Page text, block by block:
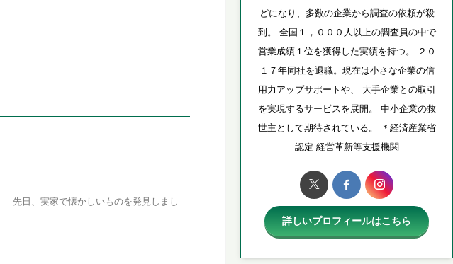
先日、実家で懐かしいものを発見しまし
どになり、多数の企業から調査の依頼が殺
到。 全国１，０００人以上の調査員の中で
営業成績１位を獲得した実績を持つ。 ２０
１７年同社を退職。現在は小さな企業の信
用力アップサポートや、 大手企業との取引
を実現するサービスを展開。 中小企業の救
世主として期待されている。 ＊経済産業省
認定 経営革新等支援機関
詳しいプロフィールはこちら